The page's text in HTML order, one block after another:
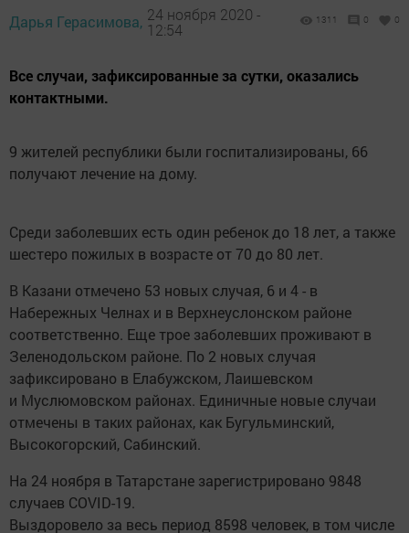
Дарья Герасимова, 24 ноября 2020 -
12:54
1311 0 0
Все случаи, зафиксированные за сутки, оказались
контактными.
9 жителей республики были госпитализированы, 66
получают лечение на дому.
Среди заболевших есть один ребенок до 18 лет, а также
шестеро пожилых в возрасте от 70 до 80 лет.
В Казани отмечено 53 новых случая, 6 и 4 - в
Набережных Челнах и в Верхнеуслонском районе
соответственно. Еще трое заболевших проживают в
Зеленодольском районе. По 2 новых случая
зафиксировано в Елабужском, Лаишевском
и Муслюмовском районах. Единичные новые случаи
отмечены в таких районах, как Бугульминский,
Высокогорский, Сабинский.
На 24 ноября в Татарстане зарегистрировано 9848
случаев COVID-19.
Выздоровело за весь период 8598 человек, в том числе